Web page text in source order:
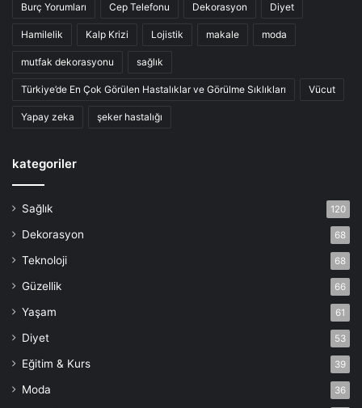
Burç Yorumları Cep Telefonu Dekorasyon Diyet
Hamilelik Kalp Krizi Lojistik makale moda
mutfak dekorasyonu sağlık
Türkiye’de En Çok Görülen Hastalıklar ve Görülme Sıklıkları Vücut
Yapay zeka şeker hastalığı
kategoriler
Sağlık 120
Dekorasyon 68
Teknoloji 68
Güzellik 66
Yaşam 61
Diyet 53
Eğitim & Kurs 39
Moda 36